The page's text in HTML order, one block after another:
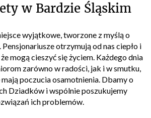
w Bardzie Śląskim
wyjątkowe, tworzone z myślą o
otrzymują od nas ciepło i
mogą cieszyć się życiem. Każdego dnia
zarówno w radości, jak i w smutku,
poczucia osamotnienia. Dbamy o
Dziadków i wspólnie poszukujemy
ich problemów.